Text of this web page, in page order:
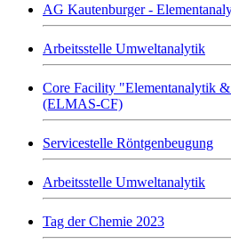
AG Kautenburger -
Arbeitsstelle Umweltanalytik
Core Facility "Elementanalytik
(ELMAS-CF)
Servicestelle Röntgenbeugung
Arbeitsstelle Umweltanalytik
Tag der Chemie 2023